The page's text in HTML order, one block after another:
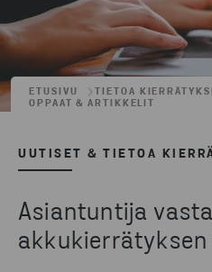
ETUSIVU
TIETOA
OPPAAT & ARTIKKELIT
UUTISET & TIETOA
Asiantuntija